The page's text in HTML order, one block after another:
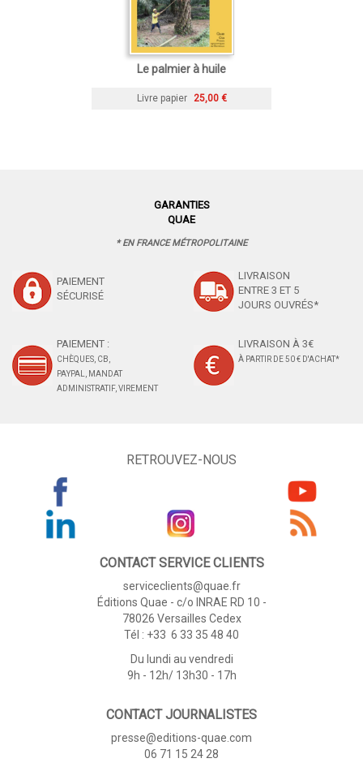
Le palmier à huile
Livre papier 25,00 €
GARANTIES
QUAE
* EN FRANCE MÉTROPOLITAINE
PAIEMENT
SÉCURISÉ
LIVRAISON
ENTRE 3 ET 5
JOURS OUVRÉS*
PAIEMENT :
CHÈQUES, CB,
PAYPAL, MANDAT
ADMINISTRATIF, VIREMENT
LIVRAISON À 3€
À PARTIR DE 50 € D'ACHAT*
RETROUVEZ-NOUS
CONTACT SERVICE CLIENTS
serviceclients@quae.fr
Éditions Quae - c/o INRAE RD 10 -
78026 Versailles Cedex
Tél : +33 6 33 35 48 40
Du lundi au vendredi
9h - 12h/ 13h30 - 17h
CONTACT JOURNALISTES
presse@editions-quae.com
06 71 15 24 28